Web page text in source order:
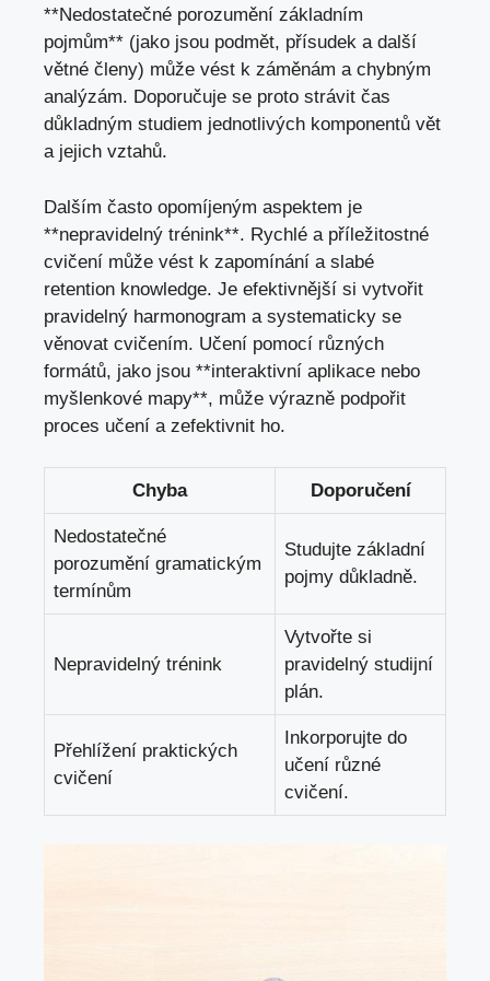
**Nedostatečné porozumění základním
pojmům** (jako jsou podmět, přísudek a další
větné členy) může vést k záměnám a chybným
analýzám. Doporučuje⁢ se proto⁣ strávit čas
důkladným studiem jednotlivých komponentů vět
a jejich vztahů.
Dalším často ⁣opomíjeným aspektem je
**nepravidelný trénink**. Rychlé‍ a příležitostné
cvičení ‍může vést k zapomínání a slabé
retention knowledge. Je efektivnější si vytvořit⁣
pravidelný ⁤harmonogram a systematicky se
věnovat cvičením. Učení‌ pomocí ⁣různých
formátů, jako jsou **interaktivní aplikace nebo
myšlenkové mapy**, může‌ výrazně podpořit
proces učení a zefektivnit⁣ ho.
Chyba Doporučení
Nedostatečné
porozumění⁤ gramatickým
termínům
Studujte základní
‍pojmy‌ důkladně.
Nepravidelný ⁢trénink
Vytvořte si
pravidelný studijní
⁤plán.
Přehlížení praktických
cvičení
Inkorporujte do
učení různé
cvičení.